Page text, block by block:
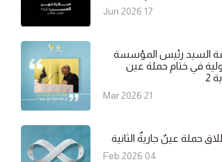
17 Jun 2026
السيد رئيس المؤسسة
في ختام حملة عين
2
21 Mar 2026
حملة عينٌ جاريةٌ الثانية
04 Feb 2026